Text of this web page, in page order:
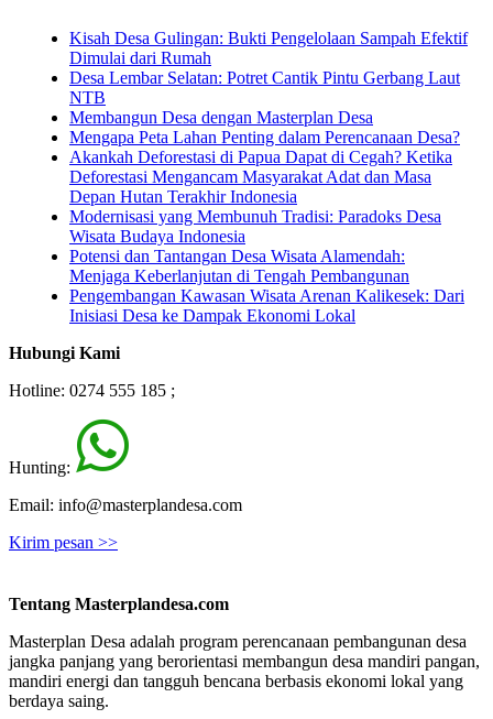
Kisah Desa Gulingan: Bukti Pengelolaan Sampah Efektif
Dimulai dari Rumah
Desa Lembar Selatan: Potret Cantik Pintu Gerbang Laut
NTB
Membangun Desa dengan Masterplan Desa
Mengapa Peta Lahan Penting dalam Perencanaan Desa?
Akankah Deforestasi di Papua Dapat di Cegah? Ketika
Deforestasi Mengancam Masyarakat Adat dan Masa
Depan Hutan Terakhir Indonesia
Modernisasi yang Membunuh Tradisi: Paradoks Desa
Wisata Budaya Indonesia
Potensi dan Tantangan Desa Wisata Alamendah:
Menjaga Keberlanjutan di Tengah Pembangunan
Pengembangan Kawasan Wisata Arenan Kalikesek: Dari
Inisiasi Desa ke Dampak Ekonomi Lokal
Hubungi Kami
Hotline: 0274 555 185 ;
Hunting:
Email: info@masterplandesa.com
Kirim pesan >>
Tentang Masterplandesa.com
Masterplan Desa adalah program perencanaan pembangunan desa
jangka panjang yang berorientasi membangun desa mandiri pangan,
mandiri energi dan tangguh bencana berbasis ekonomi lokal yang
berdaya saing.